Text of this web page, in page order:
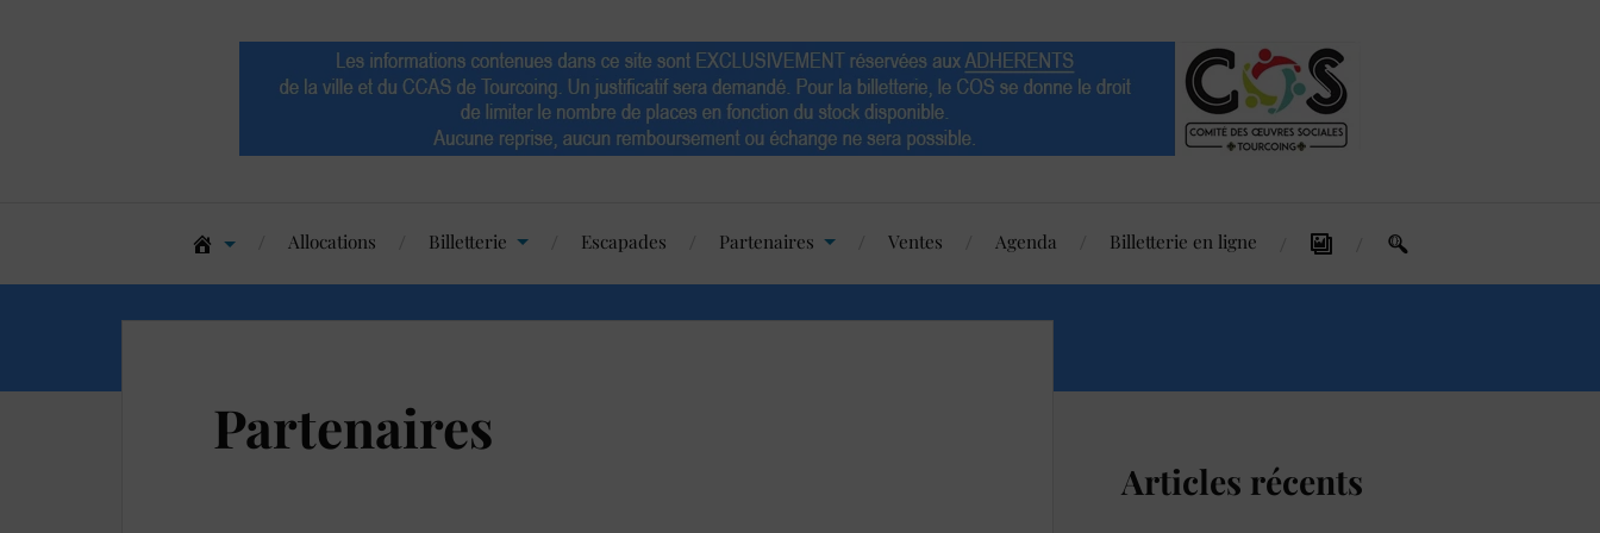
Allocations Billetterie Escapades Partenaires Ventes Agenda Billetterie en ligne
Partenaires
Articles récents